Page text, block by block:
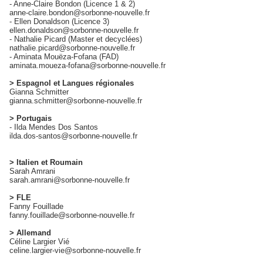
- Anne-Claire Bondon (Licence 1 & 2)
anne-claire.bondon@sorbonne-nouvelle.fr
- Ellen Donaldson (Licence 3)
ellen.donaldson@sorbonne-nouvelle.fr
- Nathalie Picard (Master et decyclées)
nathalie.picard@sorbonne-nouvelle.fr
- Aminata Mouëza-Fofana (FAD)
aminata.moueza-fofana@sorbonne-nouvelle.fr
> Espagnol et Langues régionales
Gianna Schmitter
gianna.schmitter@sorbonne-nouvelle.fr
> Portugais
- Ilda Mendes Dos Santos
ilda.dos-santos@sorbonne-nouvelle.fr
> Italien et Roumain
Sarah Amrani
sarah.amrani@sorbonne-nouvelle.fr
> FLE
Fanny Fouillade
fanny.fouillade@sorbonne-nouvelle.fr
> Allemand
Céline Largier Vié
celine.largier-vie@sorbonne-nouvelle.fr